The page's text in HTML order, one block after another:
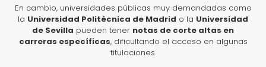
En cambio, universidades públicas muy demandadas como
la Universidad Politécnica de Madrid o la Universidad
de Sevilla pueden tener notas de corte altas en
carreras específicas, dificultando el acceso en algunas
titulaciones.